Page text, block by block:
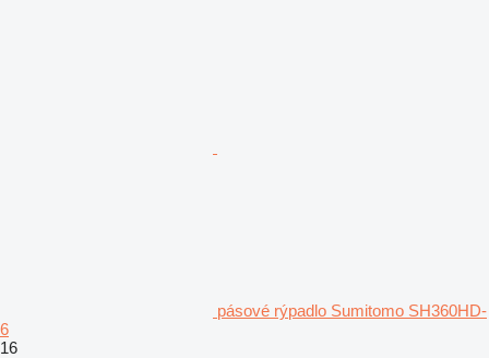
pásové rýpadlo Sumitomo SH360HD-
6
16